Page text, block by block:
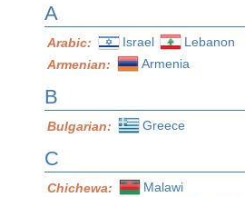
A
Arabic: Israel
Lebanon
Armenian:
Armenia
B
Bulgarian: Greece
C
Chichewa:
Malawi